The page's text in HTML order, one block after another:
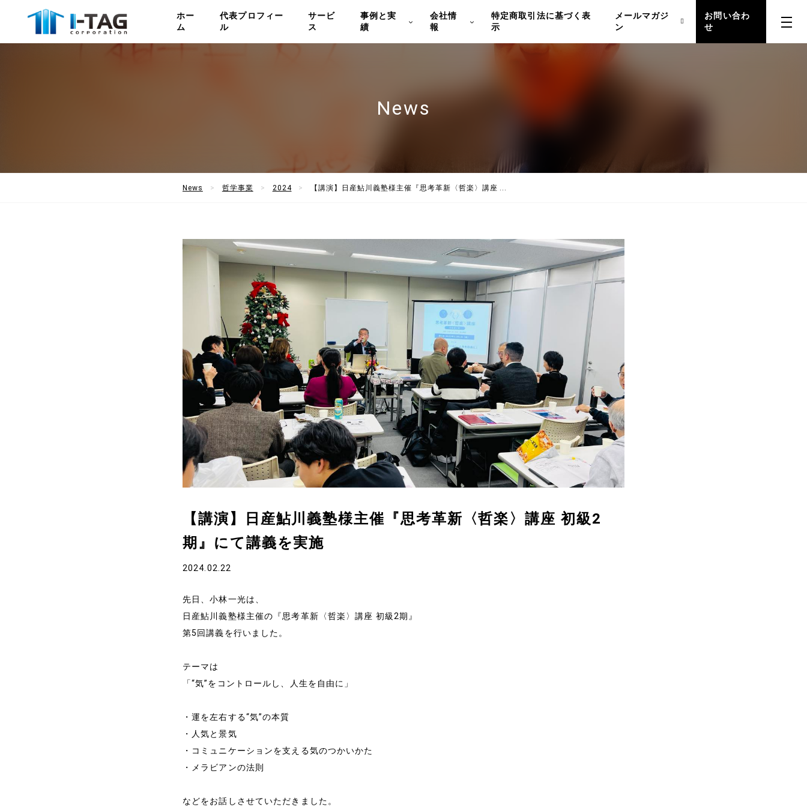
ホー
ム
代表プロフィー
ル
サービ
ス
事例と実
績
会社情
報
特定商取引法に基づく表
示
メールマガジ
ン
お問い合わ
せ
News
News 哲学事業 2024 【講演】日産鮎川義塾様主催『思考革新〈哲楽〉講座 ...
【講演】日産鮎川義塾様主催『思考革新〈哲楽〉講座 初級2
期』にて講義を実施
2024.02.22
先日、小林一光は、
日産鮎川義塾様主催の『思考革新〈哲楽〉講座 初級2期』
第5回講義を行いました。
テーマは
「“気”をコントロールし、人生を自由に」
・運を左右する“気”の本質
・人気と景気
・コミュニケーションを支える気のつかいかた
・メラビアンの法則
などをお話しさせていただきました。